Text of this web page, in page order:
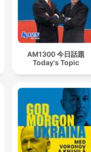
AM1300 今日話題
Today's Topic